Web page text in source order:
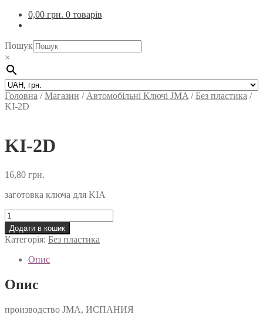
0,00 грн. 0 товарів
Пошук
×
Головна /Магазин / Автомобільні Ключi JMA /Без пластика /
KI-2D
KI-2D
16,80 грн.
заготовка ключа для KIA
KI-
2D
кількість
Додати в кошик
Категорія: Без пластика
Опис
Опис
производство JMA, ИСПАНИЯ